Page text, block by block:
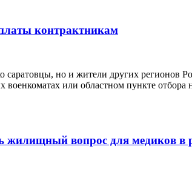
контрактникам
саратовцы, но и жители других регионов
или областном пункте
жилищный вопрос для медиков в